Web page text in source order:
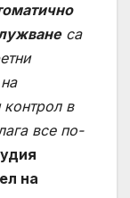
са
контрол в
все по-
на